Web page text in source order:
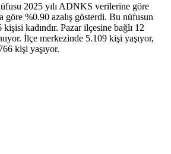
2025 yılı ADNKS verilerine göre
göre %0.90 azalış gösterdi. Bu nüfusun
kadındır. Pazar ilçesine bağlı 12
İlçe merkezinde 5.109 kişi yaşıyor,
kişi yaşıyor.